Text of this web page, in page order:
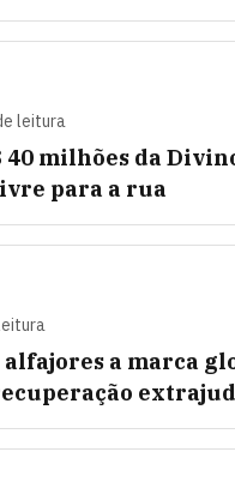
leitura
40 milhões da
para a rua
a marca